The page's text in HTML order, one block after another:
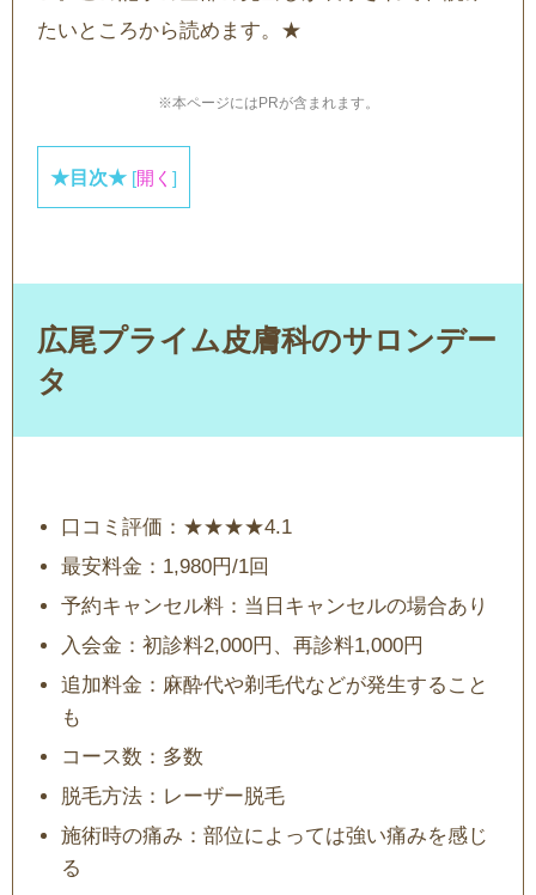
たいところから読めます。★
※本ページにはPRが含まれます。
★目次★ [開く ]
広尾プライム皮膚科のサロンデー
タ
口コミ評価：★★★★4.1
最安料金：1,980円/1回
予約キャンセル料：当日キャンセルの場合あり
入会金：初診料2,000円、再診料1,000円
追加料金：麻酔代や剃毛代などが発生すること
も
コース数：多数
脱毛方法：レーザー脱毛
施術時の痛み：部位によっては強い痛みを感じ
る